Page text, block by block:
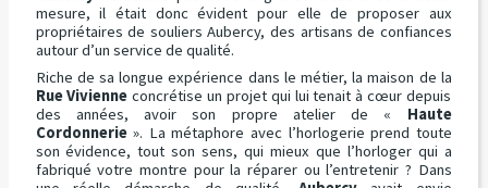
mesure, il était donc évident pour elle de proposer aux
propriétaires de souliers Aubercy, des artisans de confiances
autour d’un service de qualité.
Riche de sa longue expérience dans le métier, la maison de la
Rue Vivienne concrétise un projet qui lui tenait à cœur depuis
des années, avoir son propre atelier de « Haute
Cordonnerie». La métaphore avec l’horlogerie prend toute
son évidence, tout son sens, qui mieux que l’horloger qui a
fabriqué votre montre pour la réparer ou l’entretenir ? Dans